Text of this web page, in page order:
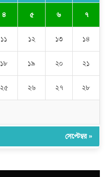
৪ ৫ ৬ ৭
১১ ১২ ১৩ ১৪
১৮ ১৯ ২০ ২১
২৫ ২৬ ২৭ ২৮
সেপ্টেম্বর »